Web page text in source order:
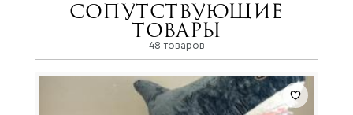
Сопутствующие
товары
48 товаров